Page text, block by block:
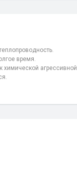
время.
химической агрессивной